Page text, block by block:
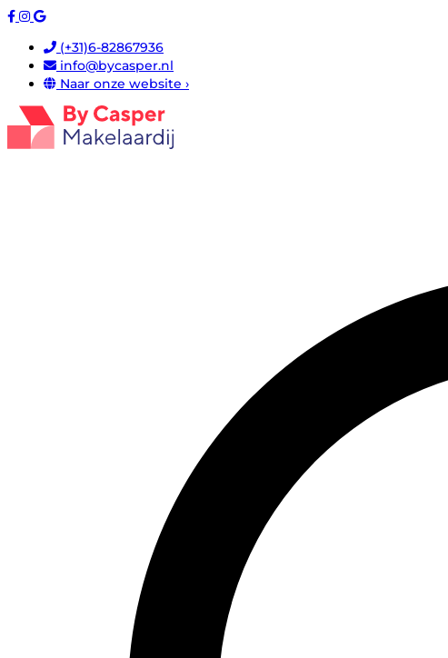
(+31)6-82867936
info@bycasper.nl
Naar onze website ›